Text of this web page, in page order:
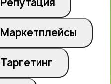
Репутация
Маркетплейсы
Таргетинг